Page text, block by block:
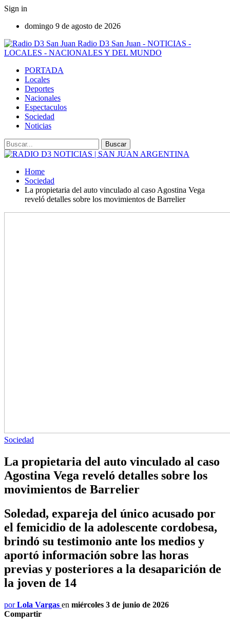
Sign in
domingo 9 de agosto de 2026
Radio D3 San Juan - NOTICIAS -
LOCALES - NACIONALES Y DEL MUNDO
PORTADA
Locales
Deportes
Nacionales
Espectaculos
Sociedad
Noticias
Home
Sociedad
La propietaria del auto vinculado al caso Agostina Vega
reveló detalles sobre los movimientos de Barrelier
Sociedad
La propietaria del auto vinculado al caso
Agostina Vega reveló detalles sobre los
movimientos de Barrelier
Soledad, expareja del único acusado por
el femicidio de la adolescente cordobesa,
brindó su testimonio ante los medios y
aportó información sobre las horas
previas y posteriores a la desaparición de
la joven de 14
porLola Vargas en miércoles 3 de junio de 2026
Compartir